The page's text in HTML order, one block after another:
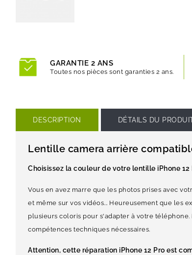
GARANTIE 2 ANS
Toutes nos pièces sont garanties 2 ans.
DESCRIPTION DÉTAILS DU
Lentille camera arrière
Choisissez la couleur de votre lentille iPhone 12
Vous en avez marre que les photos prises avec
et même sur vos vidéos... Heureusement que les
plusieurs coloris pour s'adapter à votre
compétences techniques nécessaires.
Attention, cette réparation iPhone 12 Pro est